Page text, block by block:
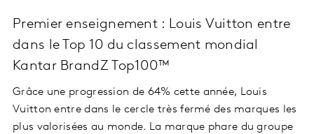
Premier enseignement : Louis Vuitton entre
dans le Top 10 du classement mondial
Kantar BrandZ Top100™
Grâce une progression de 64% cette année, Louis
Vuitton entre dans le cercle très fermé des marques les
plus valorisées au monde. La marque phare du groupe